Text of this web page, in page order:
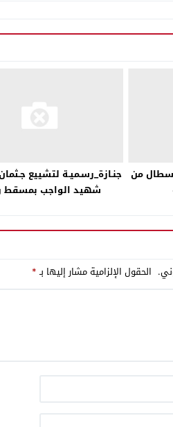
من جنـازة_رسـميـة لتشييع
شهيد الواجب بمسقط
الحقول الإلزامية مشار إليها بـ*